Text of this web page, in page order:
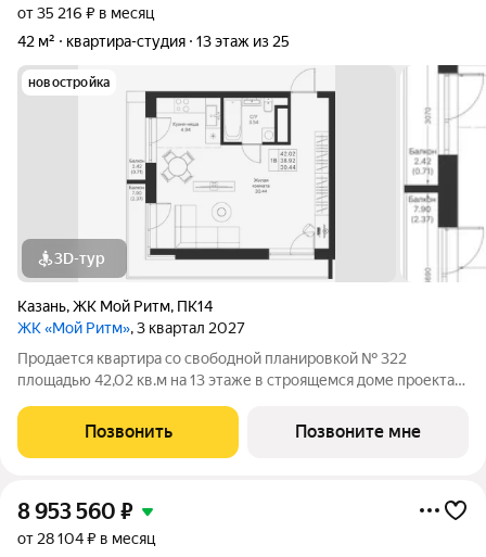
от 35 216 ₽ в месяц
42 м²
квартира-студия 13 этаж из 25
новостройка
3D-тур
Казань,ЖК Мой Ритм, ПК14
ЖК «Мой Ритм», 3 квартал 2027
Продается квартира со свободной планировкой № 322
площадью 42,02 кв.м на 13 этаже в строящемся доме проекта
современный жилой комплекс в одном из лучших районов
Казани, на пересечении пр. Победы и ул.
Позвонить Позвоните мне
8 953 560 ₽
от 28 104 ₽ в месяц